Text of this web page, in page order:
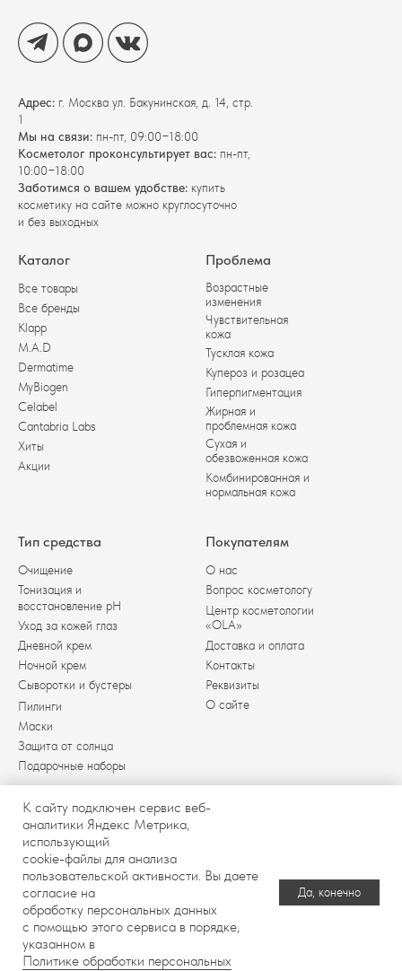
Адрес: г. Москва ул. Бакунинская, д. 14, стр.
1
Мы на связи: пн-пт, 09:00−18:00
Косметолог проконсультирует вас: пн-пт,
10:00−18:00
Заботимся о вашем удобстве: купить
косметику на сайте можно круглосуточно
и без выходных
О нас
Доставка и оплата
Центр косметологии
«OLA»
Вопрос косметологу
О сайте
Реквизиты
Контакты
Покупателям
Тусклая кожа
Жирная и
проблемная кожа
Комбинированная и
нормальная кожа
Сухая и
обезвоженная кожа
Гиперпигментация
Купероз и розацеа
Возрастные
изменения
Чувствительная
кожа
Проблема
Тонизация и
восстановление pH
Очищение
Уход за кожей глаз
Дневной крем
Пилинги
Маски
Подарочные наборы
Защита от солнца
Ночной крем
Сыворотки и бустеры
персональных
Договор оферты
© 2025-2026 Интернет магазин «BUROО» Все права
защищены. Копирование и иное использование
материалов с сайта без разрешения правообладателя
запрещено и влечет ответственность, предусмотренную
Тип средства
Каталог
MyBiogen
Dermatime
Хиты
Акции
Cantabria Labs
Celabel
M.A.D
Klapp
Все товары
Все бренды
К сайту подключен сервис веб-
аналитики Яндекс Метрика,
использующий
cookie-файлы для анализа
пользовательской активности. Вы даете
согласие на
обработку персональных данных
с помощью этого сервиса в порядке,
указанном в
Политике обработки персональных
Да, конечно